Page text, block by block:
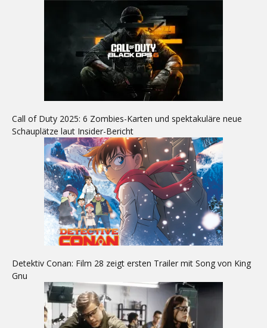
Call of Duty 2025: 6 Zombies-Karten und spektakuläre neue
Schauplätze laut Insider-Bericht
Detektiv Conan: Film 28 zeigt ersten Trailer mit Song von King
Gnu